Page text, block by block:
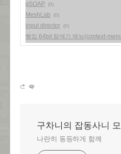
gSOAP (0)
MeshLab (0)
input director (0)
빵집 64bit 탐색기 메뉴(context-
구차니의 잡동사니
나란히 동등하게 함께